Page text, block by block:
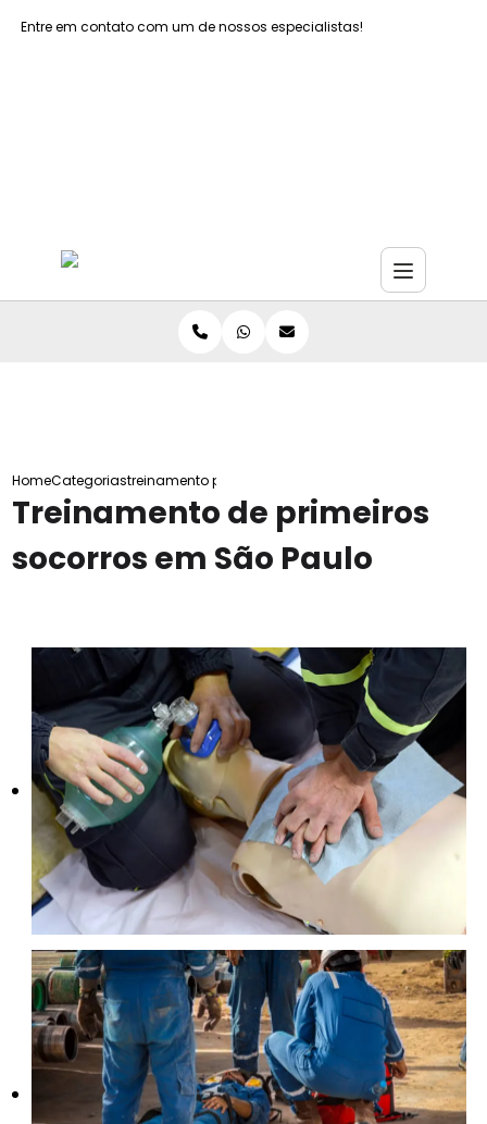
Entre em contato com um de nossos especialistas!
HomeCategoriastreinamento primeiros socorros sao paulo
Treinamento de primeiros
socorros em São Paulo